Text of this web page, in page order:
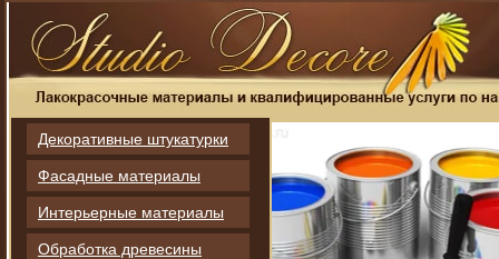
Декоративные штукатурки
Фасадные материалы
Интерьерные материалы
Обработка древесины